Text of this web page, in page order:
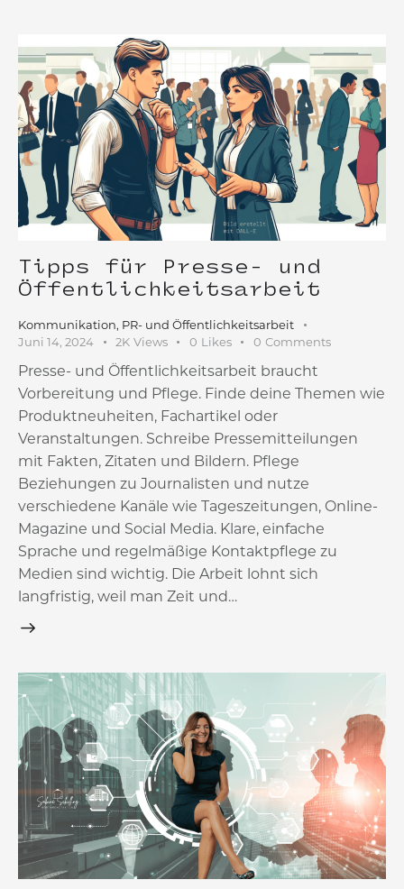
Tipps für Presse- und
Öffentlichkeitsarbeit
Kommunikation, PR- und Öffentlichkeitsarbeit
Juni 14, 2024
2K Views 0 Likes 0 Comments
Presse- und Öffentlichkeitsarbeit braucht
Vorbereitung und Pflege. Finde deine Themen wie
Produktneuheiten, Fachartikel oder
Veranstaltungen. Schreibe Pressemitteilungen
mit Fakten, Zitaten und Bildern. Pflege
Beziehungen zu Journalisten und nutze
verschiedene Kanäle wie Tageszeitungen, Online-
Magazine und Social Media. Klare, einfache
Sprache und regelmäßige Kontaktpflege zu
Medien sind wichtig. Die Arbeit lohnt sich
langfristig, weil man Zeit und…